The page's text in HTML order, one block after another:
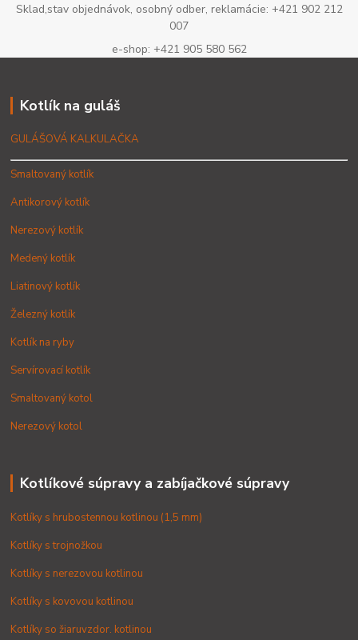
Sklad,stav objednávok, osobný odber, reklamácie: +421 902 212
007
e-shop: +421 905 580 562
Kotlík na guláš
GULÁŠOVÁ KALKULAČKA
Smaltovaný kotlík
Antikorový kotlík
Nerezový kotlík
Medený kotlík
Liatinový kotlík
Železný kotlík
Kotlík na ryby
Servírovací kotlík
Smaltovaný kotol
Nerezový kotol
Kotlíkové súpravy a zabíjačkové súpravy
Kotlíky s hrubostennou kotlinou (1,5 mm)
Kotlíky s trojnožkou
Kotlíky s nerezovou kotlinou
Kotlíky s kovovou kotlinou
Kotlíky so žiaruvzdor. kotlinou